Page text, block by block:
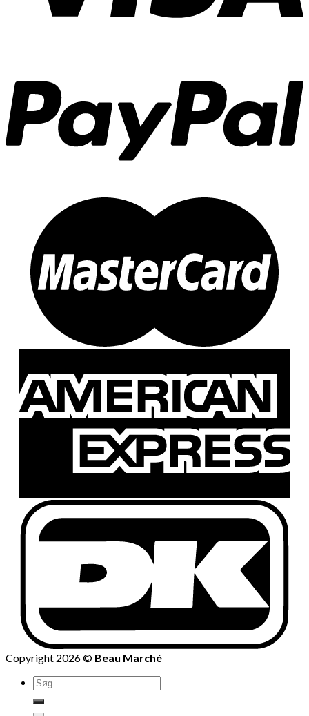
Copyright 2026 © Beau Marché
Søg
efter: